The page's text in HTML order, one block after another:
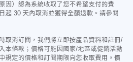
因）認為系統收取了您不希望支付的費
起 30 天內取消並獲得全額退款。請參閱
取消訂閱，我們將立即按產品資料和註冊/
本條款；價格可能因國家/地區或促銷活動
規定的價格和訂閱期限向您收取費用。價